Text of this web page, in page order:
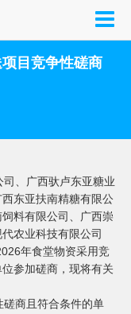
目竞争性磋商
、广西驮卢东亚糖业
东亚扶南精糖有限公
料有限公司、广西崇
农业科技有限公司
年食堂物资采用竞
参加磋商，现将有关
商且符合条件的单